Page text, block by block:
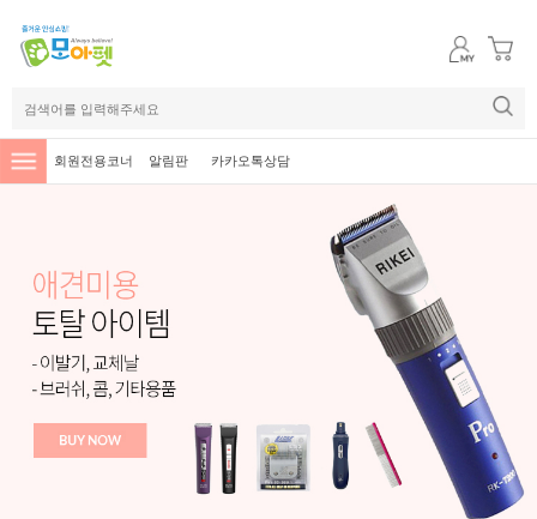
회원전용코너 알림판 카카오톡상담